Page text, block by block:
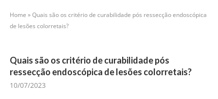
Home »Quais são os critério de curabilidade pós ressecção endoscópica
de lesões colorretais?
Quais são os critério de curabilidade pós
ressecção endoscópica de lesões colorretais?
10/07/2023